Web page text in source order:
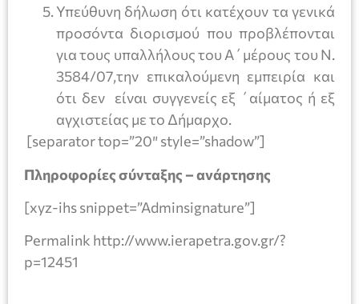
Υπεύθυνη δήλωση ότι κατέχουν τα γενικά
προσόντα διορισμού που προβλέπονται
για τους υπαλλήλους του Α΄μέρους του Ν.
3584/07,την επικαλούμενη εμπειρία και
ότι δεν είναι συγγενείς εξ ΄αίματος ή εξ
αγχιστείας με το Δήμαρχο.
[separator top=”20″ style=”shadow”]
Πληροφορίες σύνταξης – ανάρτησης
[xyz-ihs snippet=”Adminsignature”]
Permalink http://www.ierapetra.gov.gr/?
p=12451